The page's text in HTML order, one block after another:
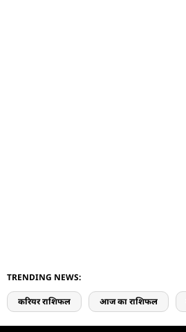
TRENDING NEWS:
करियर राशिफल आज का राशिफल